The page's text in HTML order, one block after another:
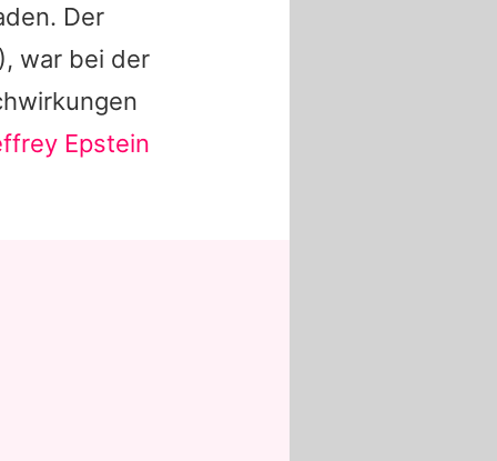
Der
war bei der
Epstein